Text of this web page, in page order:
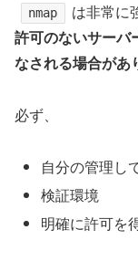
nmap
は非常に
許可のないサーバ
なされる場合があ
必ず、
自分の管理し
検証環境
明確に許可を